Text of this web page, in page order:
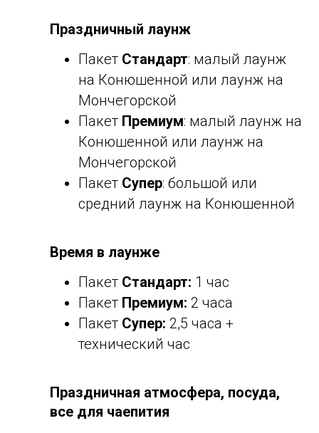
Праздничный лаунж
Пакет Стандарт: малый лаунж
на Конюшенной или лаунж на
Мончегорской
Пакет Премиум: малый лаунж на
Конюшенной или лаунж на
Мончегорской
Пакет Супер: большой или
средний лаунж на Конюшенной
Время в лаунже
Пакет Стандарт: 1 час
Пакет Премиум: 2 часа
Пакет Супер: 2,5 часа +
технический час
Праздничная атмосфера, посуда,
все для чаепития